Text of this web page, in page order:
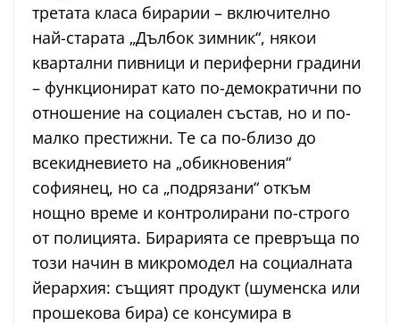
третата класа бирарии – включително
най-старата „Дълбок зимник“, някои
квартални пивници и периферни градини
– функционират като по-демократични по
отношение на социален състав, но и по-
малко престижни. Те са по-близо до
всекидневието на „обикновения“
софиянец, но са „подрязани“ откъм
нощно време и контролирани по-строго
от полицията. Бирарията се превръща по
този начин в микромодел на социалната
йерархия: същият продукт (шуменска или
прошекова бира) се консумира в